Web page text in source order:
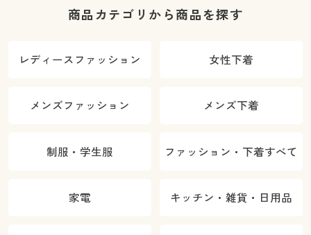
商品カテゴリから商品を探す
レディースファッション 女性下着
メンズファッション メンズ下着
制服・学生服 ファッション・下着すべて
家電 キッチン・雑貨・日用品